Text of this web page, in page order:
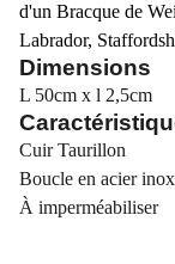
d'un Bracque de
Labrador,
Dimensions
L 50cm x l 2,5cm
Cuir Taurillon
Boucle en acier
À imperméabiliser